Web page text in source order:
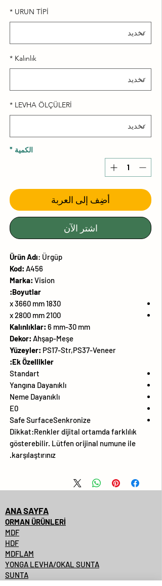
URUN TİPİ
*
Kalınlık
*
LEVHA ÖLÇÜLERİ
*
الكمية *
أضِف إلى العربة
اشترِ الآن
ÜrünAdı: Ürgüp
Kod: A456
Marka: Vision
Boyutlar:
1830 x 3660 mm
2100 x 2800 mm
Kalınlıklar: 6 mm-30 mm
Dekor: Ahşap-Meşe
Yüzeyler: PS17-Str,PS37-Veneer
Ek Özellikler:
Standart
Yangına Dayanıklı
Neme Dayanıklı
E0
Safe SurfaceSenkronize
Dikkat:Renkler dijital ortamda farklılık
gösterebilir. Lütfen orijinal numune ile
karşılaştırınız.
ANA SAYFA
ORMAN ÜRÜNLERİ
MDF
HDF
MDFLAM
YONGA LEVHA/OKAL SUNTA
SUNTA